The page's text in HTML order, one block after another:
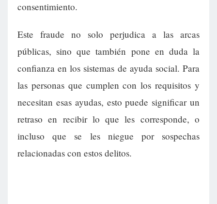
consentimiento.
Este fraude no solo perjudica a las arcas
públicas, sino que también pone en duda la
confianza en los sistemas de ayuda social. Para
las personas que cumplen con los requisitos y
necesitan esas ayudas, esto puede significar un
retraso en recibir lo que les corresponde, o
incluso que se les niegue por sospechas
relacionadas con estos delitos.